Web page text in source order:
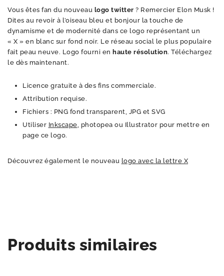
Vous êtes fan du nouveau logo twitter ? Remercier Elon Musk !
Dites au revoir à l’oiseau bleu et bonjour la touche de
dynamisme et de modernité dans ce logo représentant un
« X » en blanc sur fond noir. Le réseau social le plus populaire
fait peau neuve. Logo fourni en haute résolution. Téléchargez
le dès maintenant.
Licence gratuite à des fins commerciale.
Attribution requise.
Fichiers : PNG fond transparent, JPG et SVG
Utiliser Inkscape, photopea ou Illustrator pour mettre en
page ce logo.
Découvrez également le nouveau logo avec la lettre X
Produits similaires